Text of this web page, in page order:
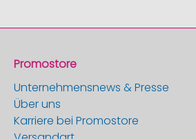
Promostore
Unternehmensnews & Presse
Über uns
Karriere bei Promostore